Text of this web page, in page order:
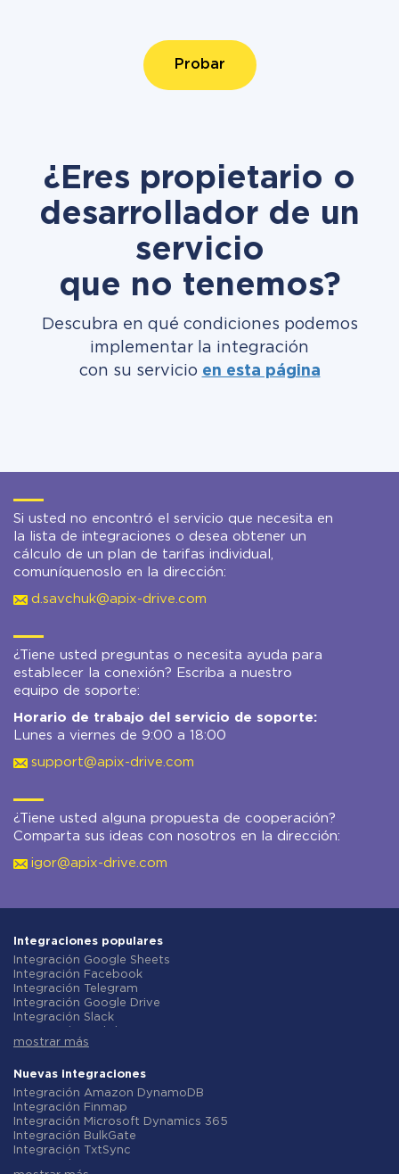
Probar
¿Eres propietario o
desarrollador de un
servicio
que no tenemos?
Descubra en qué condiciones podemos
implementar la integración
con su servicio en esta página
Si usted no encontró el servicio que necesita en
la lista de integraciones o desea obtener un
cálculo de un plan de tarifas individual,
comuníquenoslo en la dirección:
d.savchuk@apix-drive.com
¿Tiene usted preguntas o necesita ayuda para
establecer la conexión? Escriba a nuestro
equipo de soporte:
Horario de trabajo del servicio de soporte:
Lunes a viernes de 9:00 a 18:00
support@apix-drive.com
¿Tiene usted alguna propuesta de cooperación?
Comparta sus ideas con nosotros en la dirección:
igor@apix-drive.com
Integraciones populares
Integración Google Sheets
Integración Facebook
Integración Telegram
Integración Google Drive
Integración Slack
Integración Gmail
Integración ClickUp
Integración Airtable
Integración Google Contacts
Integración OpenAI (ChatGPT)
Integración Instagram
Integración ActiveCampaign
Integración Typeform
mostrar más
Nuevas integraciones
Integración Amazon DynamoDB
Integración Finmap
Integración Microsoft Dynamics 365
Integración BulkGate
Integración TxtSync